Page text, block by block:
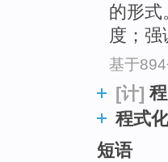
的形式
度；
基于
[计]
程式
短语